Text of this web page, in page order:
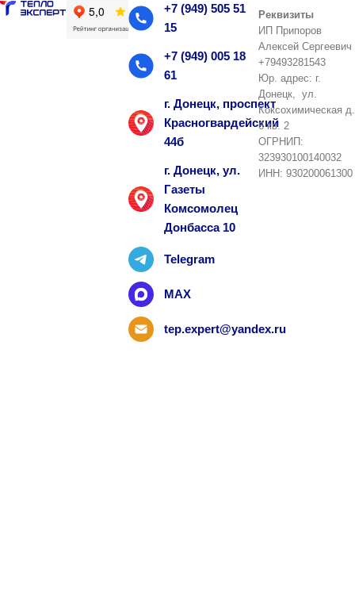
+7 (949) 505 51
15
+7 (949) 005 18
61
г. Донецк, проспект
Красногвардейский
44б
г. Донецк, ул.
Газеты
Комсомолец
Донбасса 10
Telegram
MAX
tep.expert@yandex.ru
Реквизиты
ИП Припоров
Алексей Сергеевич
+79493281543
Юр. адрес: г.
Донецк, ул.
Коксохимическая д.
6 кв. 2
ОГРНИП:
323930100140032
ИНН: 930200061300